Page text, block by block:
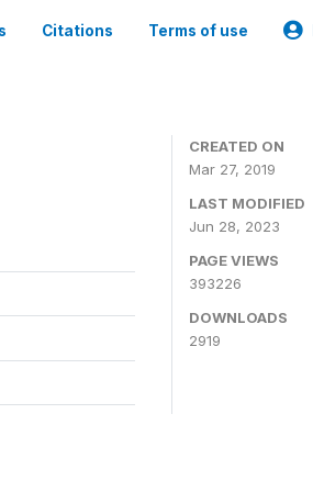
Citations Terms of use
CREATED ON
Mar 27, 2019
LAST MODIFIED
Jun 28, 2023
PAGE VIEWS
393226
DOWNLOADS
2919